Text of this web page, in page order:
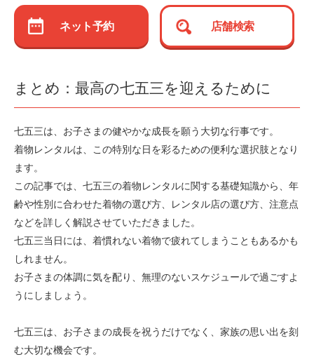
ネット予約 店舗検索
まとめ：最高の七五三を迎えるために
七五三は、お子さまの健やかな成長を願う大切な行事です。
着物レンタルは、この特別な日を彩るための便利な選択肢となり
ます。
この記事では、七五三の着物レンタルに関する基礎知識から、年
齢や性別に合わせた着物の選び方、レンタル店の選び方、注意点
などを詳しく解説させていただきました。
七五三当日には、着慣れない着物で疲れてしまうこともあるかも
しれません。
お子さまの体調に気を配り、無理のないスケジュールで過ごすよ
うにしましょう。
七五三は、お子さまの成長を祝うだけでなく、家族の思い出を刻
む大切な機会です。